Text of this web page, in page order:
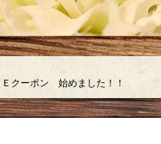
ーポン 始めました！！